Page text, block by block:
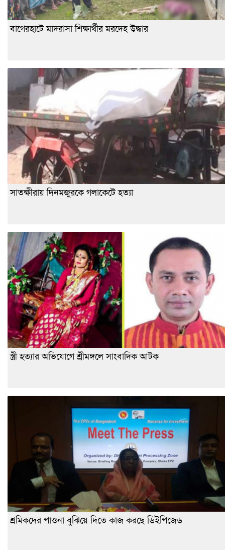
বাগেরহাটে মাদরাসা শিক্ষার্থীর মরদেহ উদ্ধার
সাতক্ষীরায় দিনমজুরকে গলাকেটে হত্যা
স্ত্রী হত্যার অভিযোগে শ্রীমঙ্গলে সাংবাদিক আটক
শ্রমিকদের পাওনা বুঝিয়ে দিতে কাজ করছে ডিইপিজেড